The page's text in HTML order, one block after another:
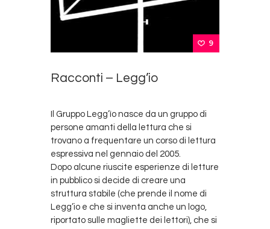
9
Racconti – Legg’io
Il Gruppo Legg’ìo nasce da un gruppo di
persone amanti della lettura che si
trovano a frequentare un corso di lettura
espressiva nel gennaio del 2005.
Dopo alcune riuscite esperienze di letture
in pubblico si decide di creare una
struttura stabile (che prende il nome di
Legg’io e che si inventa anche un logo,
riportato sulle magliette dei lettori), che si